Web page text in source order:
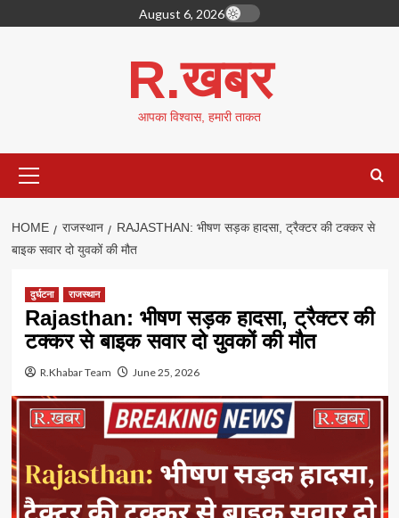
to
August 6, 2026
R.खबर
आपका विश्वास, हमारी ताकत
Menu
HOME राजस्थान
RAJASTHAN: भीषण सड़क हादसा, ट्रैक्टर की टक्कर से
बाइक सवार दो युवकों की मौत
दुर्घटना राजस्थान
Rajasthan: भीषण सड़क हादसा, ट्रैक्टर की
टक्कर से बाइक सवार दो युवकों की मौत
R.Khabar Team June 25, 2026